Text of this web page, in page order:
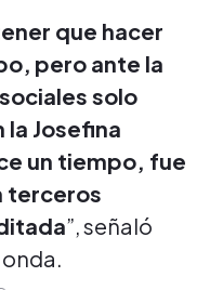
que hacer
pero ante la
solo
Josefina
un tiempo, fue
terceros
”, señaló